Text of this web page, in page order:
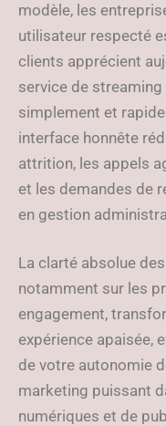
modèle, les
utilisateur respecté
clients apprécient
service de
simplement et
interface honnête
attrition, les appels
et les demandes de
en gestion
La clarté absolue
notamment sur les
engagement,
expérience apaisée,
de votre autonomie
marketing puissant
numériques et de